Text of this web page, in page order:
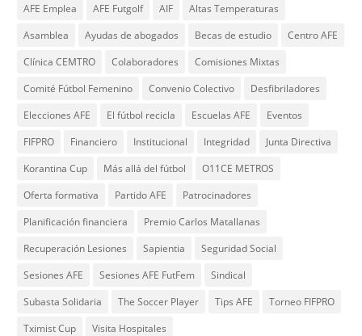
AFE Emplea AFE Futgolf AIF
Altas Temperaturas
Asamblea
Ayudas de abogados Becas de estudio
Centro AFE
Clínica CEMTRO
Colaboradores
Comisiones Mixtas
Comité Fútbol Femenino
Convenio Colectivo
Desfibriladores
Elecciones AFE
El fútbol recicla Escuelas AFE
Eventos
FIFPRO
Financiero Institucional Integridad
Junta Directiva
Korantina Cup
Más allá del fútbol
O11CE METROS
Oferta formativa
Partido AFE
Patrocinadores
Planificación financiera
Premio Carlos Matallanas
Recuperación Lesiones
Sapientia
Seguridad Social
Sesiones AFE
Sesiones AFE FutFem
Sindical
Subasta Solidaria
The Soccer Player Tips AFE
Torneo FIFPRO
Tximist Cup
Visita Hospitales